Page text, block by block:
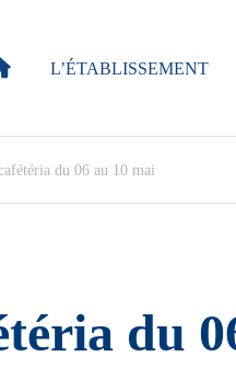
L’ÉTABLISSEMENT
du 06 au 10 mai
du